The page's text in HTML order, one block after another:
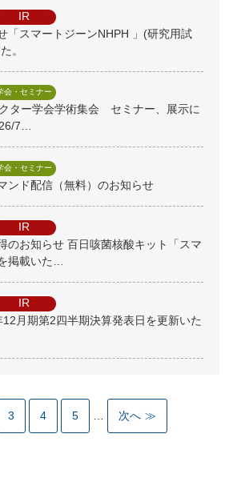
IR
「スマートジーンNHPH 」(研究用試
。
会・セミナー
ター学会学術集会 セミナー、展示に
7…
会・セミナー
ンド配信（無料）のお知らせ
IR
のお知らせ 百日咳菌核酸キット「スマ
掲載いた…
IR
月期第2四半期決算発表日を更新いた
3 4 5 次へ